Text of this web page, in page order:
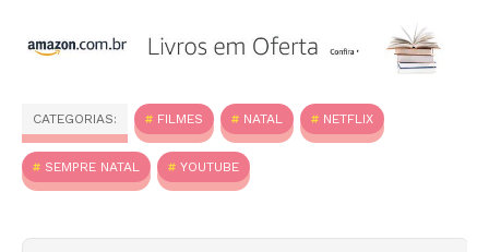
CATEGORIAS: FILMES NATAL NETFLIX
SEMPRE NATAL YOUTUBE